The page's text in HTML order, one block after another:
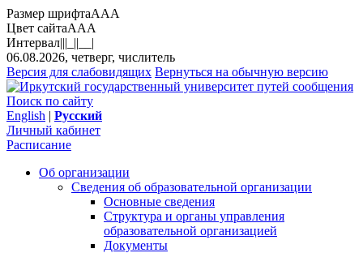
Размер шрифтаAAA
Цвет сайтаAAA
Интервал|||_||__|
06.08.2026, четверг, числитель
Версия для слабовидящих Вернуться на обычную версию
Поиск по сайту
English | Русский
Личный кабинет
Расписание
Об организации
Сведения об образовательной организации
Основные сведения
Структура и органы управления
образовательной организацией
Документы